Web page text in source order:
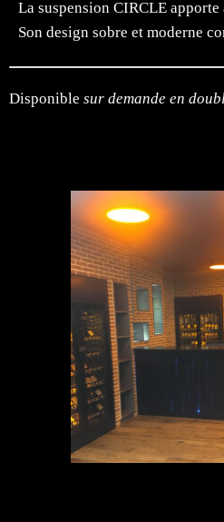
La suspension CIRCLE apporte
Son design sobre et moderne
Disponible sur demande en